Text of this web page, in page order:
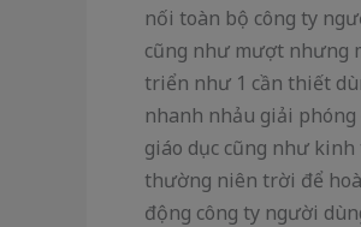
nối toàn bộ công ty
cũng như mượt nhưng
triển như 1 cần thiết
nhanh nhảu giải
giáo dục cũng như
thường niên trời để
động công ty người